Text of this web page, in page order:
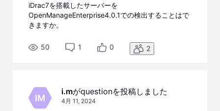
iDrac7を搭載したサーバーを
OpenManageEnterprise4.0.1での検出することはで
きますか。
50 1 0 2
IM
i.mがquestionを投稿しました
4月 11, 2024